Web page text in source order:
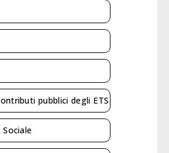
pubblici degli ETS